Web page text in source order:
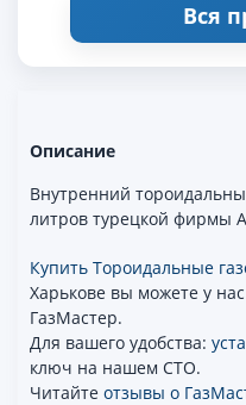
Вся
Описание
Внутренний
литров турецкой фирмы
Купить Тороидальные
Харькове вы можете у
ГазМастер.
Для вашего удобства:
ключ на нашем СТО.
Читайте отзывы о